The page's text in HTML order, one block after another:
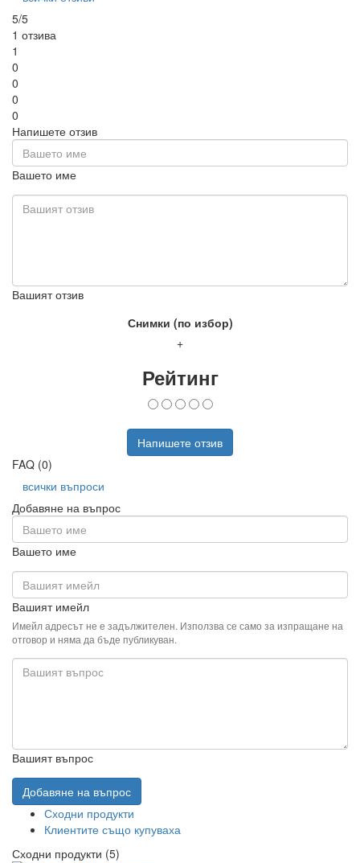
5/5
1 отзива
1
0
0
0
0
Напишете отзив
Вашето име
Вашият отзив
Снимки (по избор)
+
Рейтинг
Напишете отзив
FAQ (0)
всички въпроси
Добавяне на въпрос
Вашето име
Вашият имейл
Имейл адресът не е задължителен. Използва се само за изпращане на
отговор и няма да бъде публикуван.
Вашият въпрос
Добавяне на въпрос
Сходни продукти
Клиентите също купуваха
Сходни продукти (5)